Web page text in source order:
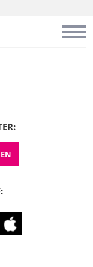
itunes